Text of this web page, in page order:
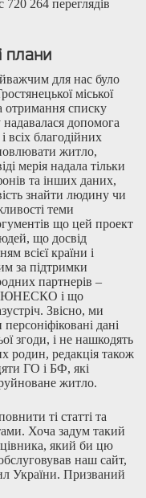
264 переглядів
плани
для нас було
міської
отримання списку
допомога
всіх благодійних
житло,
мерія надала тільки
та інших даних,
знайти людину чи
теми
що цей проект
що досвід
всієї країни і
за підтримки
партнерів –
ЮНЕСКО і що
Звісно, ми
дані
згоди, і не нашкодять
родин, редакція також
ГО і БФ, які
житло.
ті статті та
Хоча задум такий
який би цю
наш сайт,
України. Призваний